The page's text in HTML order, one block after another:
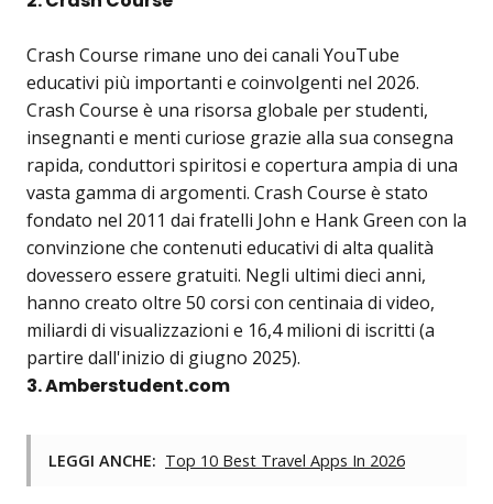
Crash Course rimane uno dei canali YouTube
educativi più importanti e coinvolgenti nel 2026.
Crash Course è una risorsa globale per studenti,
insegnanti e menti curiose grazie alla sua consegna
rapida, conduttori spiritosi e copertura ampia di una
vasta gamma di argomenti. Crash Course è stato
fondato nel 2011 dai fratelli John e Hank Green con la
convinzione che contenuti educativi di alta qualità
dovessero essere gratuiti. Negli ultimi dieci anni,
hanno creato oltre 50 corsi con centinaia di video,
miliardi di visualizzazioni e 16,4 milioni di iscritti (a
partire dall'inizio di giugno 2025).
3. Amberstudent.com
LEGGI ANCHE: Top 10 Best Travel Apps In 2026